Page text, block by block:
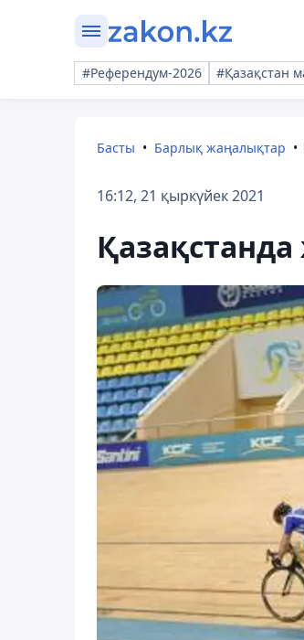
#Референдум-2026 #Қазақстан
Басты Барлық жаңалықтар
16:12, 21 қыркүйек 2021